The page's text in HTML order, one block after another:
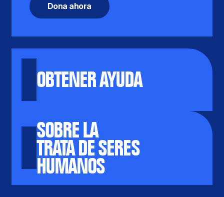
Dona ahora
OBTENER AYUDA
SOBRE LA
TRATA DE SERES
HUMANOS